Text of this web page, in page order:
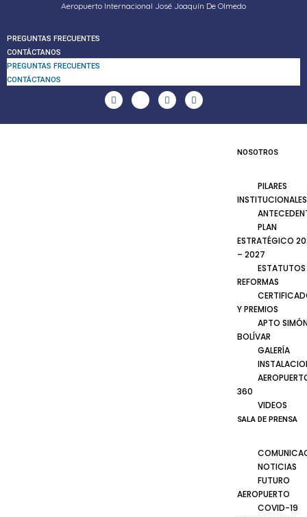
Aeropuerto Internacional José Joaquín De Olmedo
PREGUNTAS FRECUENTES
CONTÁCTANOS
PREGUNTAS FRECUENTES
CONTÁCTANOS
NOSOTROS
PILARES
INSTITUCIONALES
PLAN
ESTRATÉGICO
– 2027
ESTATUTOS
REFORMAS
Y PREMIOS
APTO
BOLÍVAR
GALERÍA
360
VIDEOS
SALA DE PRENSA
NOTICIAS
FUTURO
AEROPUERTO
COVID-19